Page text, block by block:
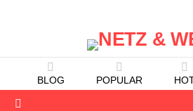
BLOG POPULAR